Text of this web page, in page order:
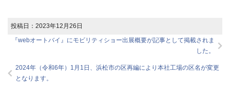
投稿日：2023年12月26日
『webオートバイ』にモビリティショー出展概要が記事として掲載されま
した。
2024年（令和6年）1月1日、浜松市の区再編により本社工場の区名が変更
となります。